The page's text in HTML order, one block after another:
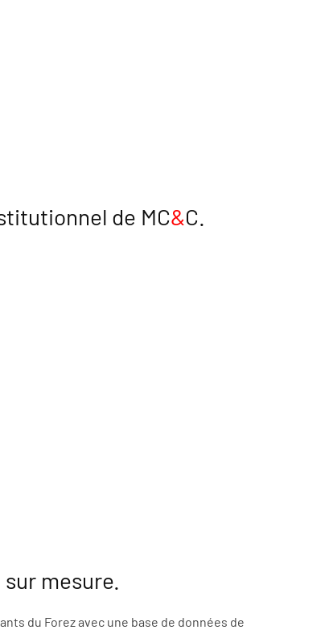
de MC&C.
mesure.
du Forez avec une base de données de